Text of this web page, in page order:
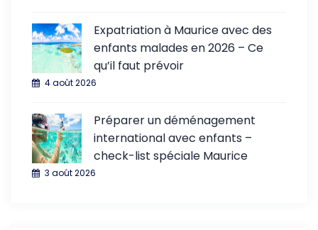
Expatriation à Maurice avec des
enfants malades en 2026 – Ce
qu’il faut prévoir
4 août 2026
Préparer un déménagement
international avec enfants –
check-list spéciale Maurice
3 août 2026